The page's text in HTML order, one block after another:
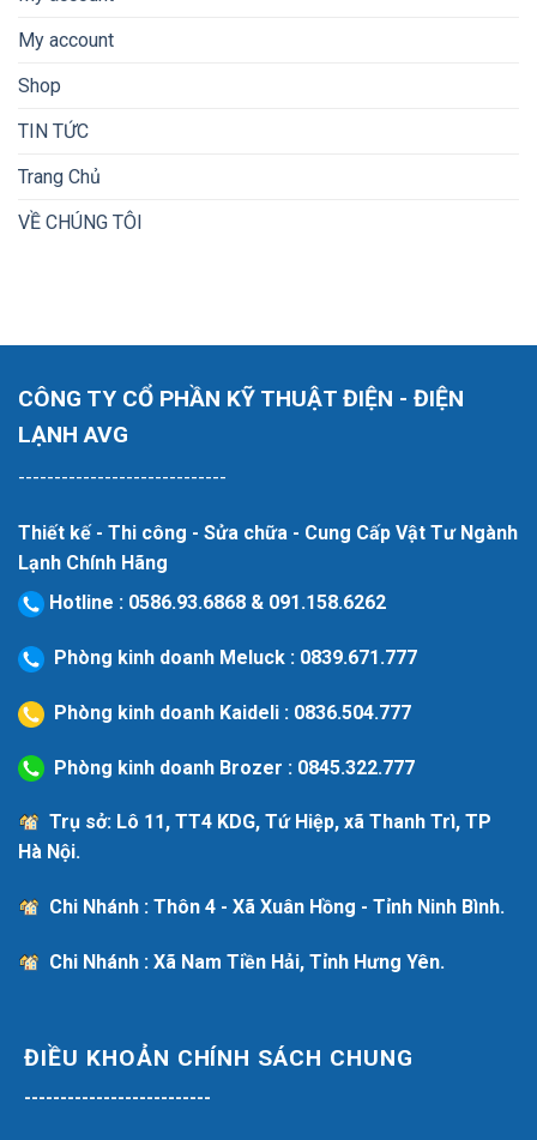
My account
Shop
TIN TỨC
Trang Chủ
VỀ CHÚNG TÔI
CÔNG TY CỔ PHẦN KỸ THUẬT ĐIỆN - ĐIỆN
LẠNH AVG
-----------------------------
Thiết kế - Thi công - Sửa chữa - Cung Cấp Vật Tư Ngành
Lạnh Chính Hãng
Hotline : 0586.93.6868 & 091.158.6262
Phòng kinh doanh Meluck : 0839.671.777
Phòng kinh doanh Kaideli : 0836.504.777
Phòng kinh doanh Brozer : 0845.322.777
Trụ sở: Lô 11, TT4 KDG, Tứ Hiệp, xã Thanh Trì, TP
Hà Nội.
Chi Nhánh : Thôn 4 - Xã Xuân Hồng - Tỉnh Ninh Bình.
Chi Nhánh : Xã Nam Tiền Hải, Tỉnh Hưng Yên.
ĐIỀU KHOẢN CHÍNH SÁCH CHUNG
--------------------------